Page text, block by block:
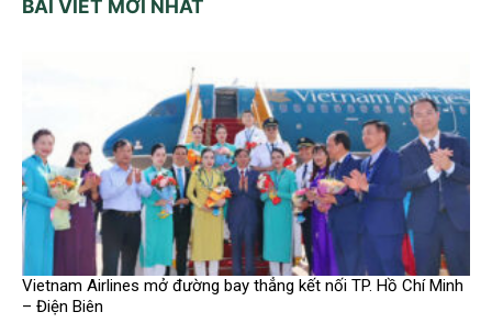
BÀI VIẾT MỚI NHẤT
Vietnam Airlines mở đường bay thẳng kết nối TP. Hồ Chí Minh
– Điện Biên